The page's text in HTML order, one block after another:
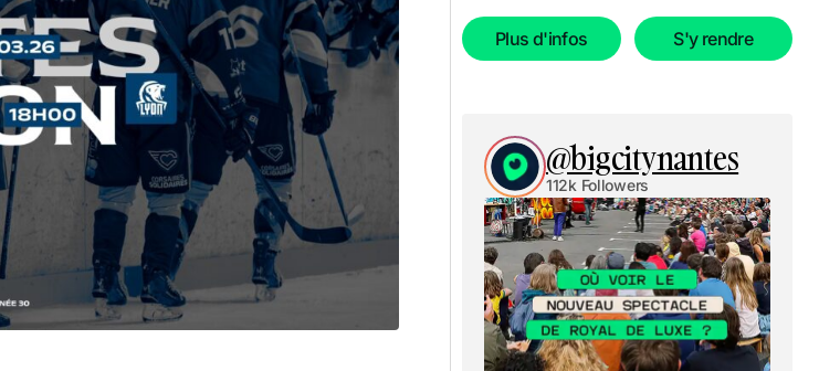
Plus d'infos S'y rendre
@bigcitynantes
112k Followers